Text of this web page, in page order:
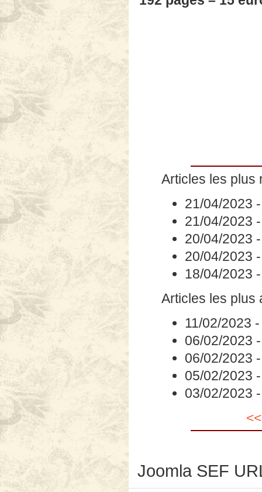
Articles les plus
21/04/2023
21/04/2023
20/04/2023
20/04/2023
18/04/2023
Articles les plus
11/02/2023
06/02/2023
06/02/2023
05/02/2023
03/02/2023
Joomla SEF